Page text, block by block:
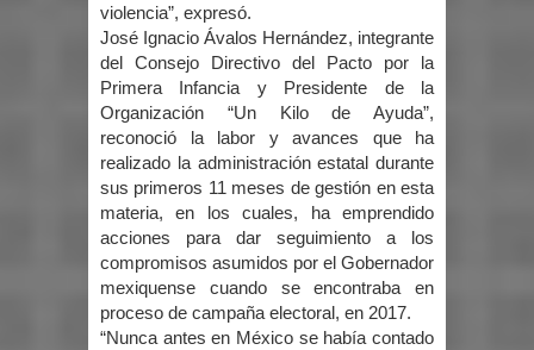
violencia”, expresó.
José Ignacio Ávalos Hernández, integrante
del Consejo Directivo del Pacto por la
Primera Infancia y Presidente de la
Organización “Un Kilo de Ayuda”,
reconoció la labor y avances que ha
realizado la administración estatal durante
sus primeros 11 meses de gestión en esta
materia, en los cuales, ha emprendido
acciones para dar seguimiento a los
compromisos asumidos por el Gobernador
mexiquense cuando se encontraba en
proceso de campaña electoral, en 2017.
“Nunca antes en México se había contado